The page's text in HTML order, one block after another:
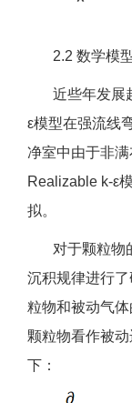
2.2 数学模
近些年发展起
ε模型在强流线
净室中由于非
Realizable k-ε
拟。
对于颗粒物的
沉积规律进行
粒物和被动气
颗粒物看作被
下：